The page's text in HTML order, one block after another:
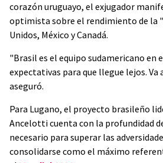
corazón uruguayo, el exjugador
optimista sobre el rendimiento de la
Unidos, México y Canadá.
"Brasil es el equipo sudamericano en
expectativas para que llegue lejos. Va
aseguró.
Para Lugano, el proyecto brasileño
Ancelotti cuenta con la profundidad
necesario para superar las
consolidarse como el máximo